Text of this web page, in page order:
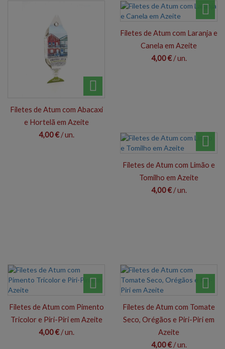
Filetes de Atum com Abacaxi
e Hortelã em Azeite
4,00 €/ un.
Filetes de Atum com Laranja e
Canela em Azeite
4,00 €/ un.
Filetes de Atum com Limão e
Tomilho em Azeite
4,00 €/ un.
Filetes de Atum com Pimento
Tricolor e Piri-Piri em Azeite
4,00 €/ un.
Filetes de Atum com Tomate
Seco, Orégãos e Piri-Piri em
Azeite
4,00 €/ un.